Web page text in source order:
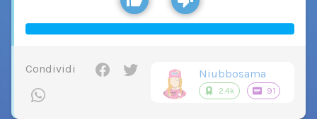
Condividi Niubbosama
2.4k 91